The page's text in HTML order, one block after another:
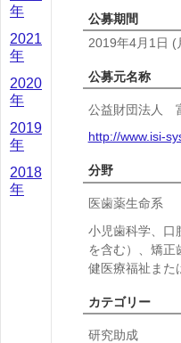
年
2021
年
2020
年
2019
年
2018
年
公募期間
2019年4月1日 (
公募元名称
公益財団法人
http://www.isi-
分野
医歯薬生命系
小児歯科学、口
を含む）、矯正
健医療福祉また
カテゴリー
研究助成